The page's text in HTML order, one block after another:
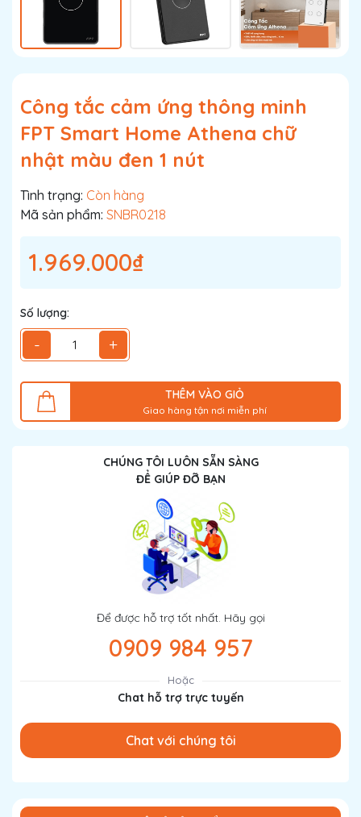
Công tắc cảm ứng thông minh
FPT Smart Home Athena chữ
nhật màu đen 1 nút
Tình trạng: Còn hàng
Mã sản phẩm: SNBR0218
1.969.000₫
Số lượng:
- +
THÊM VÀO GIỎ
Giao hàng tận nơi miễn phí
CHÚNG TÔI LUÔN SẴN SÀNG
ĐỂ GIÚP ĐỠ BẠN
Để được hỗ trợ tốt nhất. Hãy gọi
0909 984 957
Hoặc
Chat hỗ trợ trực tuyến
Chat với chúng tôi